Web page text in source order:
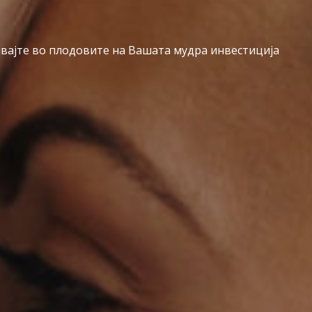
во плодовите на Вашата мудра инвестиција